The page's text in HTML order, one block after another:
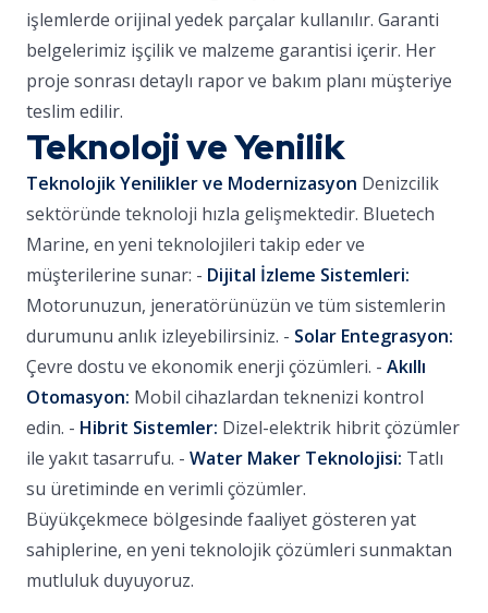
işlemlerde orijinal yedek parçalar kullanılır. Garanti
belgelerimiz işçilik ve malzeme garantisi içerir. Her
proje sonrası detaylı rapor ve bakım planı müşteriye
teslim edilir.
Teknoloji ve Yenilik
Teknolojik Yenilikler ve Modernizasyon Denizcilik
sektöründe teknoloji hızla gelişmektedir. Bluetech
Marine, en yeni teknolojileri takip eder ve
müşterilerine sunar: - Dijital İzleme Sistemleri:
Motorunuzun, jeneratörünüzün ve tüm sistemlerin
durumunu anlık izleyebilirsiniz. - Solar Entegrasyon:
Çevre dostu ve ekonomik enerji çözümleri. - Akıllı
Otomasyon: Mobil cihazlardan teknenizi kontrol
edin. - Hibrit Sistemler: Dizel-elektrik hibrit çözümler
ile yakıt tasarrufu. - Water Maker Teknolojisi: Tatlı
su üretiminde en verimli çözümler.
Büyükçekmece bölgesinde faaliyet gösteren yat
sahiplerine, en yeni teknolojik çözümleri sunmaktan
mutluluk duyuyoruz.